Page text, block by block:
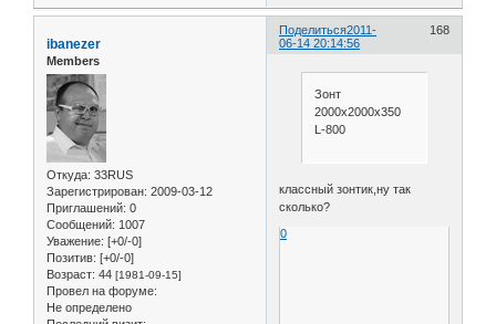
Поделиться 168
2011-
06-14 20:14:56
ibanezer
Members
Откуда: 33RUS
Зарегистрирован: 2009-03-12
Приглашений: 0
Сообщений: 1007
Уважение: [+0/-0]
Позитив: [+0/-0]
Возраст: 44 [1981-09-15]
Провел на форуме:
Не определено
Зонт
2000x2000x350
L-800
классный зонтик,ну так
сколько?
0